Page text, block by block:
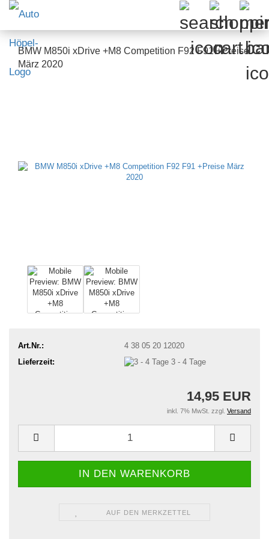
BMW M850i xDrive +M8 Competition F92 F91 +Preise
März 2020
Art.Nr.:
4 38 05 20 12020
Lieferzeit:
3 - 4 Tage
14,95 EUR
inkl. 7% MwSt. zzgl. Versand
AUF DEN MERKZETTEL